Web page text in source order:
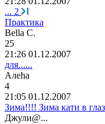
... 2
Практика
Bella C.
25
21:26 01.12.2007
для......
Aлеha
4
21:05 01.12.2007
Зима!!!! Зима кати в
Джули@...